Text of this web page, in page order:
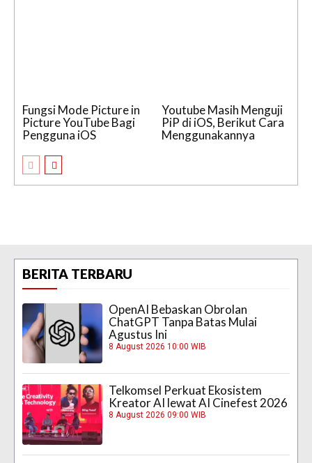
Fungsi Mode Picture in
Picture YouTube Bagi
Pengguna iOS
Youtube Masih Menguji
PiP di iOS, Berikut Cara
Menggunakannya
BERITA TERBARU
OpenAI Bebaskan Obrolan
ChatGPT Tanpa Batas Mulai
Agustus Ini
8 August 2026 10:00 WIB
Telkomsel Perkuat Ekosistem
Kreator AI lewat AI Cinefest 2026
8 August 2026 09:00 WIB